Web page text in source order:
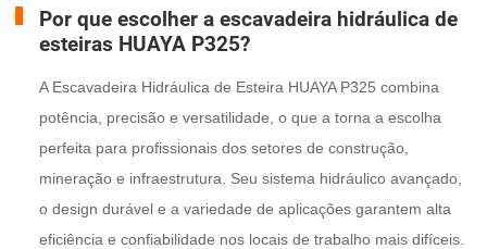
Por que escolher a escavadeira hidráulica de
esteiras HUAYA P325?
A Escavadeira Hidráulica de Esteira HUAYA P325 combina
potência, precisão e versatilidade, o que a torna a escolha
perfeita para profissionais dos setores de construção,
mineração e infraestrutura. Seu sistema hidráulico avançado,
o design durável e a variedade de aplicações garantem alta
eficiência e confiabilidade nos locais de trabalho mais difíceis.